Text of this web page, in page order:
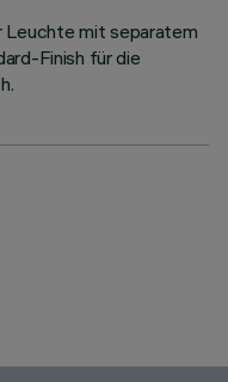
Leuchte mit separatem
Finish für die